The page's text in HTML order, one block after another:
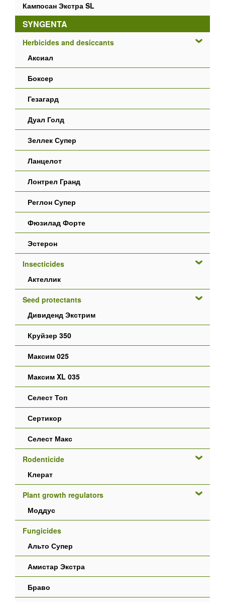
Кампосан Экстра SL
SYNGENTA
Herbicides and desiccants
Аксиал
Боксер
Гезагард
Дуал Голд
Зеллек Супер
Ланцелот
Лонтрел Гранд
Реглон Супер
Фюзилад Форте
Эстерон
Insecticides
Актеллик
Seed protectants
Дивиденд Экстрим
Круйзер 350
Максим 025
Максим XL 035
Селест Топ
Сертикор
Селест Макс
Rodenticide
Клерат
Plant growth regulators
Моддус
Fungicides
Альто Супер
Амистар Экстра
Браво